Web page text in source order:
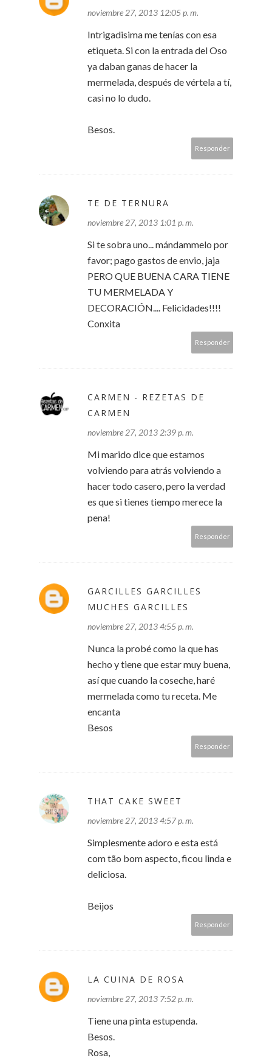
noviembre 27, 2013 12:05 p. m.
Intrigadisima me tenías con esa
etiqueta. Si con la entrada del Oso
ya daban ganas de hacer la
mermelada, después de vértela a tí,
casi no lo dudo.
Besos.
Responder
TE DE TERNURA
noviembre 27, 2013 1:01 p. m.
Si te sobra uno... mándammelo por
favor; pago gastos de envio, jaja
PERO QUE BUENA CARA TIENE
TU MERMELADA Y
DECORACIÓN.... Felicidades!!!!
Conxita
Responder
CARMEN - REZETAS DE
CARMEN
noviembre 27, 2013 2:39 p. m.
Mi marido dice que estamos
volviendo para atrás volviendo a
hacer todo casero, pero la verdad
es que si tienes tiempo merece la
pena!
Responder
GARCILLES GARCILLES
MUCHES GARCILLES
noviembre 27, 2013 4:55 p. m.
Nunca la probé como la que has
hecho y tiene que estar muy buena,
así que cuando la coseche, haré
mermelada como tu receta. Me
encanta
Besos
Responder
THAT CAKE SWEET
noviembre 27, 2013 4:57 p. m.
Simplesmente adoro e esta está
com tão bom aspecto, ficou linda e
deliciosa.
Beijos
Responder
LA CUINA DE ROSA
noviembre 27, 2013 7:52 p. m.
Tiene una pinta estupenda.
Besos.
Rosa,